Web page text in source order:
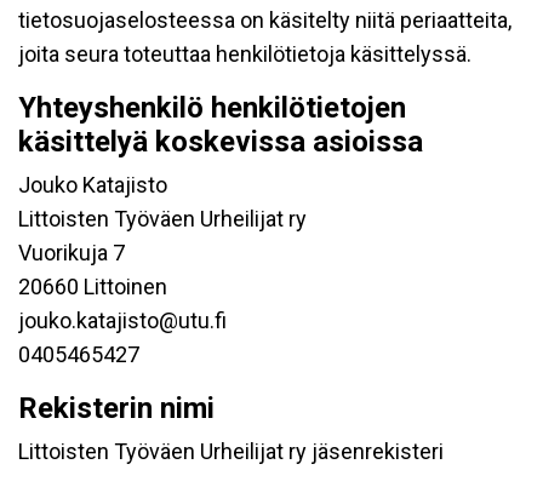
tietosuojaselosteessa on käsitelty niitä periaatteita,
joita seura toteuttaa henkilötietoja käsittelyssä.
Yhteyshenkilö henkilötietojen
käsittelyä koskevissa asioissa
Jouko Katajisto
Littoisten Työväen Urheilijat ry
Vuorikuja 7
20660 Littoinen
jouko.katajisto@utu.fi
0405465427
Rekisterin nimi
Littoisten Työväen Urheilijat ry jäsenrekisteri